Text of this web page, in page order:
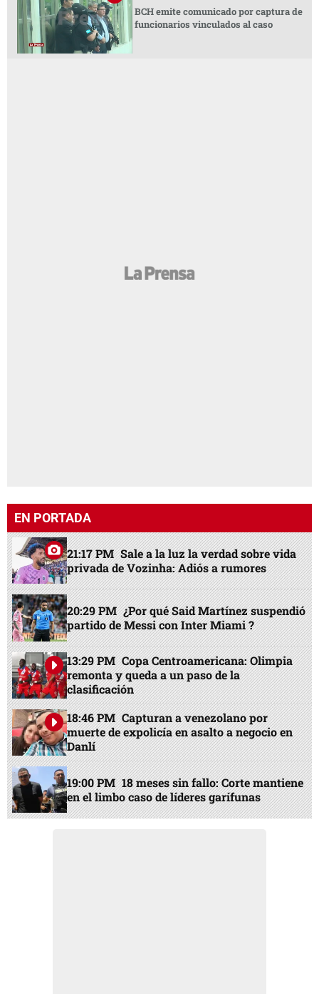
BCH emite comunicado por captura de
funcionarios vinculados al caso
EN PORTADA
21:17 PM Sale a la luz la verdad sobre vida
privada de Vozinha: Adiós a rumores
20:29 PM ¿Por qué Said Martínez suspendió
partido de Messi con Inter Miami ?
13:29 PM Copa Centroamericana: Olimpia
remonta y queda a un paso de la
clasificación
18:46 PM Capturan a venezolano por
muerte de expolicía en asalto a negocio en
Danlí
19:00 PM 18 meses sin fallo: Corte mantiene
en el limbo caso de líderes garífunas